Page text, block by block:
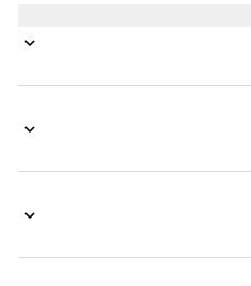
شريط ويب المتميّز من